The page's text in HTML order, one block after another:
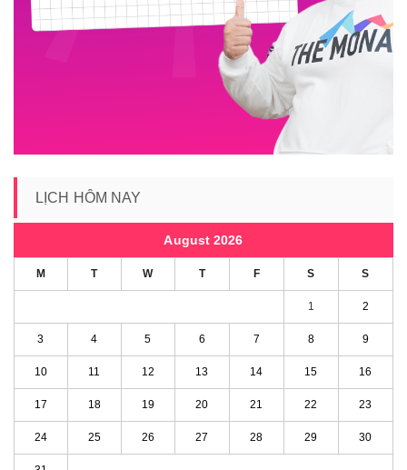
LỊCH HÔM NAY
August 2026
M T W T F S S
1 2
3 4 5 6 7 8 9
10 11 12 13 14 15 16
17 18 19 20 21 22 23
24 25 26 27 28 29 30